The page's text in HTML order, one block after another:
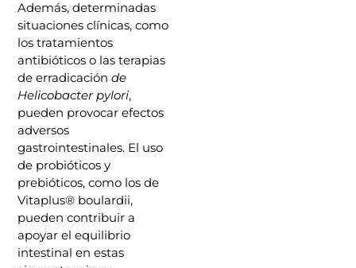
Además, determinadas
situaciones clínicas, como
los tratamientos
antibióticos o las terapias
de erradicaciónde
Helicobacter pylori,
pueden provocar efectos
adversos
gastrointestinales. El uso
de probióticos y
prebióticos, como los de
Vitaplus® boulardii,
pueden contribuir a
apoyar el equilibrio
intestinal en estas